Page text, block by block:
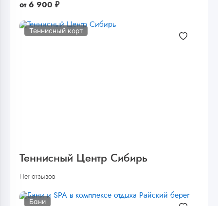
от 6 900 ₽
Теннисный корт
Теннисный Центр Сибирь
Нет отзывов
Бани